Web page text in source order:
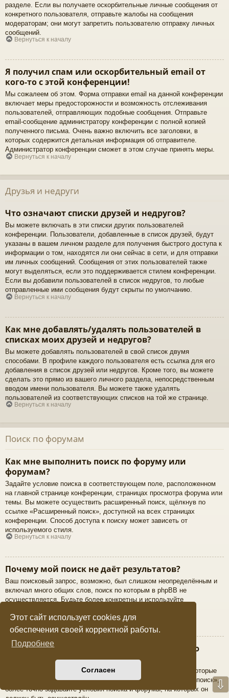
Этот сайт использует cookies для
обеспечения своей корректной работы.
Подробнее
Согласен
разделе. Если вы получаете оскорбительные личные сообщения от
конкретного пользователя, отправьте жалобы на сообщения
модераторам; они могут запретить пользователю отправку личных
сообщений.
Вернуться к началу
Я получил спам или оскорбительный email от
кого-то с этой конференции!
Мы сожалеем об этом. Форма отправки email на данной конференции
включает меры предосторожности и возможность отслеживания
пользователей, отправляющих подобные сообщения. Отправьте
email-сообщение администратору конференции с полной копией
полученного письма. Очень важно включить все заголовки, в
которых содержится детальная информация об отправителе.
Администратор конференции сможет в этом случае принять меры.
Вернуться к началу
Друзья и недруги
Что означают списки друзей и недругов?
Вы можете включать в эти списки других пользователей
конференции. Пользователи, добавленные в список друзей, будут
указаны в вашем личном разделе для получения быстрого доступа к
информации о том, находятся ли они сейчас в сети, и для отправки
им личных сообщений. Сообщения от этих пользователей также
могут выделяться, если это поддерживается стилем конференции.
Если вы добавили пользователей в список недругов, то любые
отправленные ими сообщения будут скрыты по умолчанию.
Вернуться к началу
Как мне добавлять/удалять пользователей в
списках моих друзей и недругов?
Вы можете добавлять пользователей в свой список двумя
способами. В профиле каждого пользователя есть ссылка для его
добавления в список друзей или недругов. Кроме того, вы можете
сделать это прямо из вашего личного раздела, непосредственным
вводом имени пользователя. Вы можете также удалять
пользователей из соответствующих списков на той же странице.
Вернуться к началу
Поиск по форумам
Как мне выполнить поиск по форуму или
форумам?
Задайте условие поиска в соответствующем поле, расположенном
на главной странице конференции, страницах просмотра форума или
темы. Вы можете осуществить расширенный поиск, щёлкнув по
ссылке «Расширенный поиск», доступной на всех страницах
конференции. Способ доступа к поиску может зависеть от
используемого стиля.
Вернуться к началу
Почему мой поиск не даёт результатов?
Ваш поисковый запрос, возможно, был слишком неопределённым и
включал много общих слов, поиск по которым в phpBB не
осуществляется. Будьте более конкретны и используйте
Вернуться к началу
В результате моего поиска я получил пустую
Ваш поиск дал слишком большое количество результатов, которые
веб-сервер не смог обработать. Используйте «Расширенный поиск»,
более точно задавайте условия поиска и форумы, на которых он
⇩